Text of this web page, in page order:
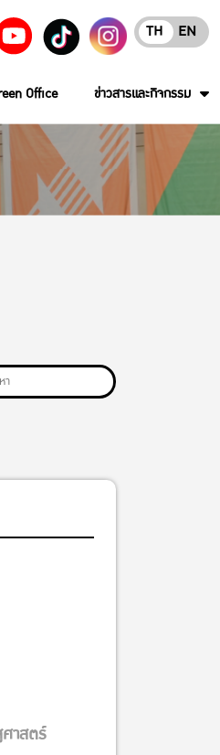
EN
TH
Office ข่าวสารและกิจกรรม
าสตร์